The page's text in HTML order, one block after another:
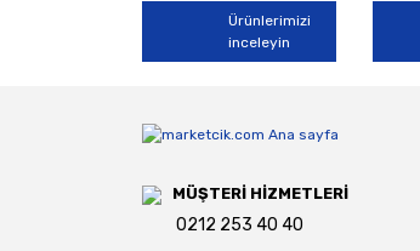
Ürün resmi kalitesiz, bozuk
Ürün açıklamasında eksik
Ürünlerimizi
inceleyin
MÜŞTERİ HİZMETLERİ
0212 253 40 40